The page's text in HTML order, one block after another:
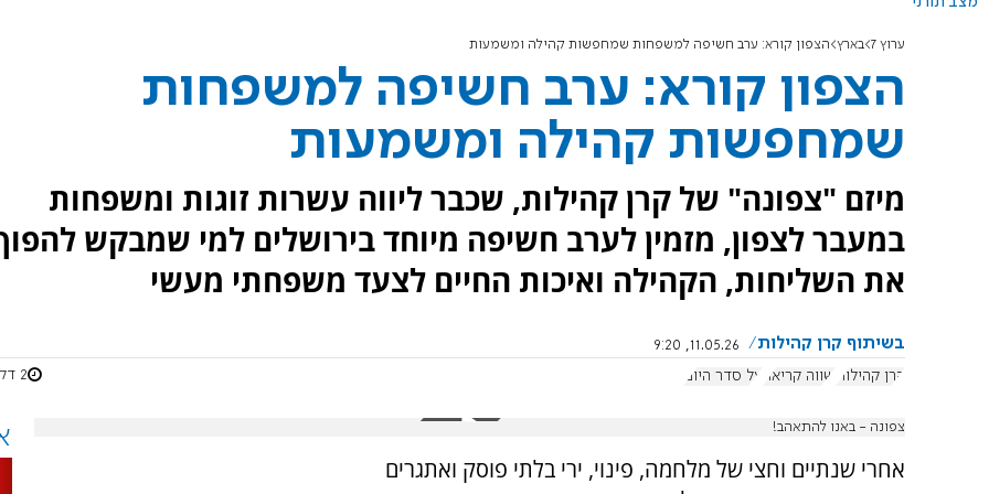
ערוץ 7 בארץ הצפון קורא: ערב חשיפה למשפחות שמחפשות קהילה ומשמעות
הצפון קורא: ערב חשיפה למשפחות
שמחפשות קהילה ומשמעות
מיזם "צפונה" של קרן קהילות, שכבר ליווה עשרות זוגות ומשפחות
במעבר לצפון, מזמין לערב חשיפה מיוחד בירושלים למי שמבקש
את השליחות, הקהילה ואיכות החיים לצעד משפחתי מעשי
בשיתוף קרן קהילות
11.05.26, 9:20
קרן קהילות
שווה קריאה על סדר היום 2 דקות
צפונה - באנו להתאהב!
אחרי שנתיים וחצי של מלחמה, פינוי, ירי בלתי פוסק ואתגרים